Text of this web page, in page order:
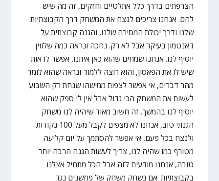
הצרפתים בדרך כלל אתלטיים וחזקים, זה מה שיש
להם. אנחנו צריכים לנצח את המשחק דרך הקבוצתיות
שלנו ודרך יכולת המסירה שלנו, והגנה קבוצתית על
דאנטמון בעיקר אבל לא רק. נחכה ונראה כמה שלווין
יוסיף לנו. אנחנו שמחים שהוא כאן איתנו, אפשר לראות
שיש לו את הפאסון, והוא רוצה ללמוד ונראה שהוא לומד
מהר דברים, אי אפשר לצפות ממישהו שנחת רק השבוע
לעשות את המשחק הכי גדול אבל אין לי ספק שהוא
יוסיף לנו בהמשך. זה חשוב מאוד שיהיה לנו משחק
הגנתי טוב, אנחנו לא מצפים לקבל מעל 100 נקודות
ולנצח בכל פעם, אי אפשר להסתמך על יום קליעה
מטורף כמו שהיה לנו, צריך לעשות הגנה הרבה יותר
טובה, אנחנו מודעים לזה אבל הכל מתחיל אצלנו
בקבוצתיות. אם נשחק משחק של פוזשנים נגד